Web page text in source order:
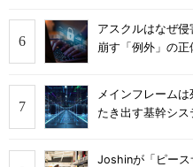
アスクルはなぜ
崩す「例外」の正
メインフレーム
たき出す基幹シス
Joshinが「ピー